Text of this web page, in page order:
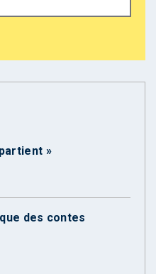
»
des contes